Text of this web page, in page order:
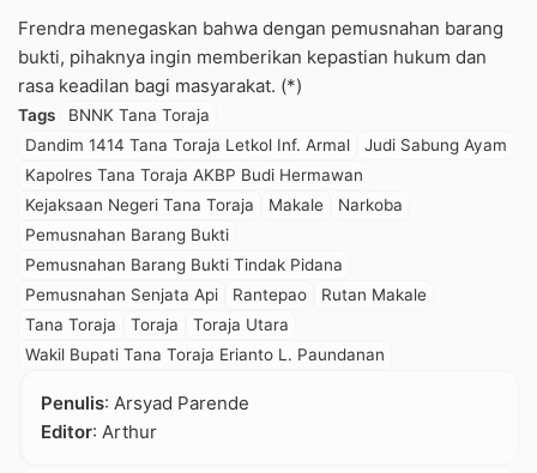
Frendra menegaskan bahwa dengan pemusnahan barang
bukti, pihaknya ingin memberikan kepastian hukum dan
rasa keadilan bagi masyarakat. (*)
Tags
BNNK Tana Toraja
Dandim 1414 Tana Toraja Letkol Inf. Armal
Judi Sabung Ayam
Kapolres Tana Toraja AKBP Budi Hermawan
Kejaksaan Negeri Tana Toraja
Makale
Narkoba
Pemusnahan Barang Bukti
Pemusnahan Barang Bukti Tindak Pidana
Pemusnahan Senjata Api
Rantepao
Rutan Makale
Tana Toraja
Toraja
Toraja Utara
Wakil Bupati Tana Toraja Erianto L. Paundanan
Penulis: Arsyad Parende
Editor: Arthur